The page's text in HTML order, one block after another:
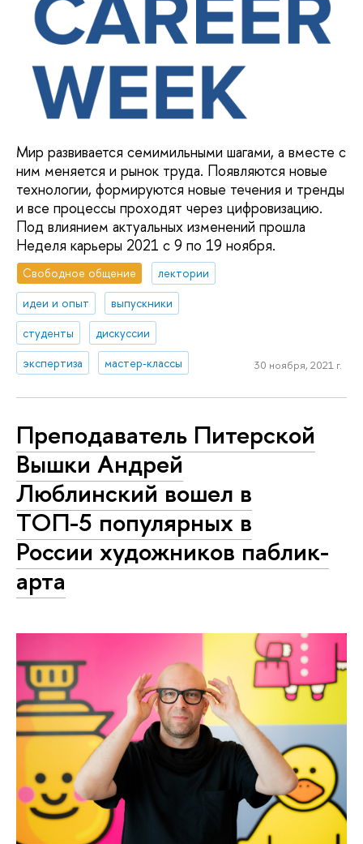
Мир развивается семимильными шагами, а вместе с
ним меняется и рынок труда. Появляются новые
технологии, формируются новые течения и тренды
и все процессы проходят через цифровизацию.
Под влиянием актуальных изменений прошла
Неделя карьеры 2021 с 9 по 19 ноября.
Свободное общение
лектории
идеи и опыт
выпускники
студенты
дискуссии
экспертиза
мастер-классы 30 ноября, 2021 г.
Преподаватель Питерской
Вышки Андрей
Люблинский вошел в
ТОП-5 популярных в
России художников паблик-
арта